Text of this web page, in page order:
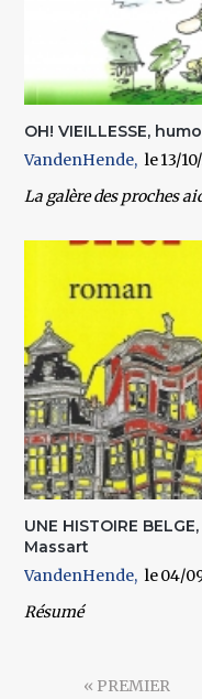
OH! VIEILLESSE,
VandenHende
13/
La galère des proches
UNE HISTOIRE
Massart
VandenHende
04/
Résumé
« PREMIER